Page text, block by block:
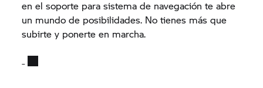
en el soporte para sistema de navegación te abre
un mundo de posibilidades. No tienes más que
subirte y ponerte en marcha.